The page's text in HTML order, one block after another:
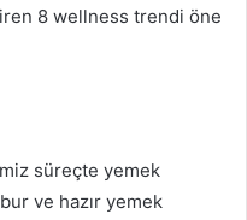
8 wellness trendi öne
süreçte yemek
ve hazır yemek